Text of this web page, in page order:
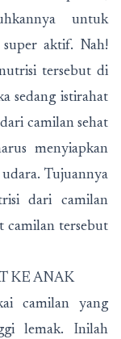
untuk
super aktif. Nah!
tersebut di
sedang istirahat
camilan sehat
menyiapkan
Tujuannya
dari camilan
camilan tersebut
KE ANAK
camilan yang
lemak. Inilah